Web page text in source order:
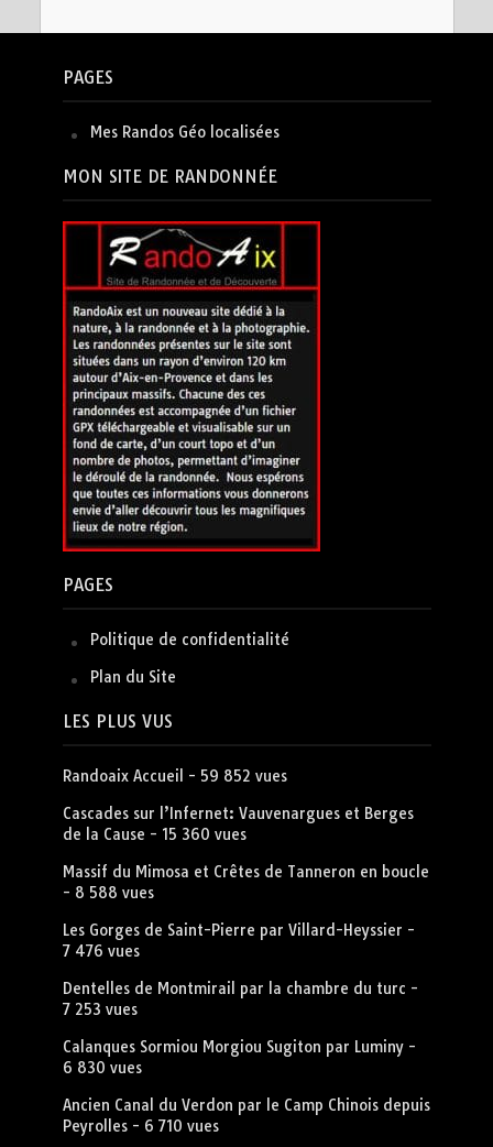
PAGES
Mes Randos Géo localisées
MON SITE DE RANDONNÉE
PAGES
Politique de confidentialité
Plan du Site
LES PLUS VUS
Randoaix Accueil - 59 852 vues
Cascades sur l’Infernet: Vauvenargues et Berges
de la Cause - 15 360 vues
Massif du Mimosa et Crêtes de Tanneron en boucle
- 8 588 vues
Les Gorges de Saint-Pierre par Villard-Heyssier -
7 476 vues
Dentelles de Montmirail par la chambre du turc -
7 253 vues
Calanques Sormiou Morgiou Sugiton par Luminy-
6 830 vues
Ancien Canal du Verdon par le Camp Chinois depuis
Peyrolles- 6 710 vues